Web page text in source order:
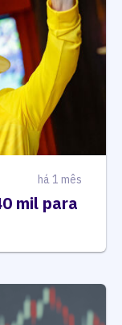
há 1 mês
mil para